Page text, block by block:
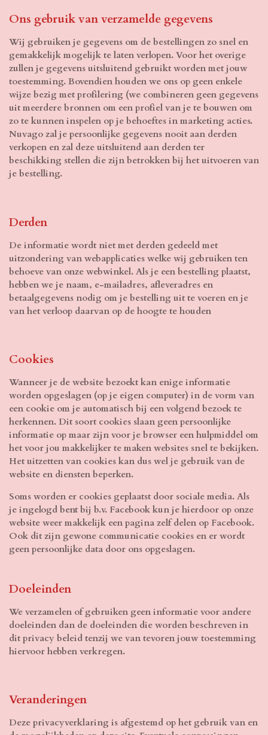
Ons gebruik van verzamelde gegevens
Wij gebruiken je gegevens om de bestellingen zo snel en
gemakkelijk mogelijk te laten verlopen. Voor het overige
zullen je gegevens uitsluitend gebruikt worden met jouw
toestemming. Bovendien houden we ons op geen enkele
wijze bezig met profilering (we combineren geen gegevens
uit meerdere bronnen om een profiel van je te bouwen om
zo te kunnen inspelen op je behoeftes in marketing acties.
Nuvago zal je persoonlijke gegevens nooit aan derden
verkopen en zal deze uitsluitend aan derden ter
beschikking stellen die zijn betrokken bij het uitvoeren van
je bestelling.
Derden
De informatie wordt niet met derden gedeeld met
uitzondering van webapplicaties welke wij gebruiken ten
behoeve van onze webwinkel. Als je een bestelling plaatst,
hebben we je naam, e-mailadres, afleveradres en
betaalgegevens nodig om je bestelling uit te voeren en je
van het verloop daarvan op de hoogte te houden
Cookies
Wanneer je de website bezoekt kan enige informatie
worden opgeslagen (op je eigen computer) in de vorm van
een cookie om je automatisch bij een volgend bezoek te
herkennen. Dit soort cookies slaan geen persoonlijke
informatie op maar zijn voor je browser een hulpmiddel om
het voor jou makkelijker te maken websites snel te bekijken.
Het uitzetten van cookies kan dus wel je gebruik van de
website en diensten beperken.
Soms worden er cookies geplaatst door sociale media. Als
je ingelogd bent bij b.v. Facebook kun je hierdoor op onze
website weer makkelijk een pagina zelf delen op Facebook.
Ook dit zijn gewone communicatie cookies en er wordt
geen persoonlijke data door ons opgeslagen.
Doeleinden
We verzamelen of gebruiken geen informatie voor andere
doeleinden dan de doeleinden die worden beschreven in
dit privacy beleid tenzij we van tevoren jouw toestemming
hiervoor hebben verkregen.
Veranderingen
Deze privacyverklaring is afgestemd op het gebruik van en